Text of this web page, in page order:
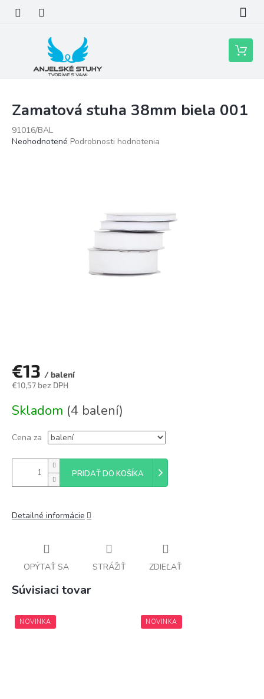
obsah
Nákupný
košík
Zamatová stuha 38mm biela 001
91016/BAL
Priemerné
Neohodnotené Podrobnosti hodnotenia
€13 / balení
€10,57 bez DPH
cena:
Skladom (4 balení)
Cena za
PRIDAŤ DO KOŠÍKA
Detailné informácie
OPÝTAŤ SA STRÁŽIŤ ZDIEĽAŤ
Súvisiaci tovar
NOVINKA NOVINKA